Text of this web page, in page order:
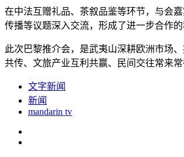
在中法互赠礼品、茶叙品鉴等环节，与会
传播等议题深入交流，形成了进一步合作的
此次巴黎推介会，是武夷山深耕欧洲市场
共传、文旅产业互利共赢、民间交往常来
文字新闻
新闻
mandarin tv